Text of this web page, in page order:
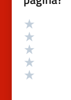
Valutazione